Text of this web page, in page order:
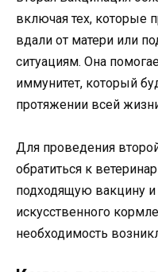
включая тех, которые
вдали от матери или
ситуациям. Она
иммунитет, который
протяжении всей
Для проведения
обратиться к
подходящую вакцину
искусственного
необходимость